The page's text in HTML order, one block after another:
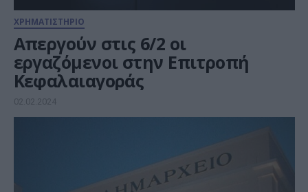
ΧΡΗΜΑΤΙΣΤΗΡΙΟ
Απεργούν στις 6/2 οι
εργαζόμενοι στην Επιτροπή
Κεφαλαιαγοράς
02.02.2024